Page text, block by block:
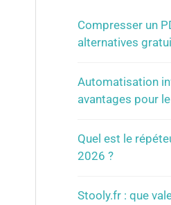
Compresser un
alternatives
Automatisation
avantages pour
Quel est le
2026 ?
Stooly.fr : que